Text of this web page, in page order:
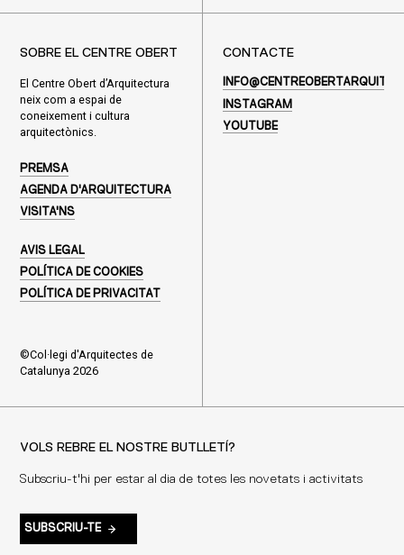
SOBRE EL CENTRE OBERT
El Centre Obert d’Arquitectura
neix com a espai de
coneixement i cultura
arquitectònics.
PREMSA
AGENDA D'ARQUITECTURA
VISITA'NS
AVIS LEGAL
POLÍTICA DE COOKIES
POLÍTICA DE PRIVACITAT
©Col·legi d'Arquitectes de
Catalunya 2026
CONTACTE
INSTAGRAM
YOUTUBE
VOLS REBRE EL NOSTRE BUTLLETÍ?
Subscriu-t'hi per estar al dia de totes les novetats i activitats
SUBSCRIU-TE